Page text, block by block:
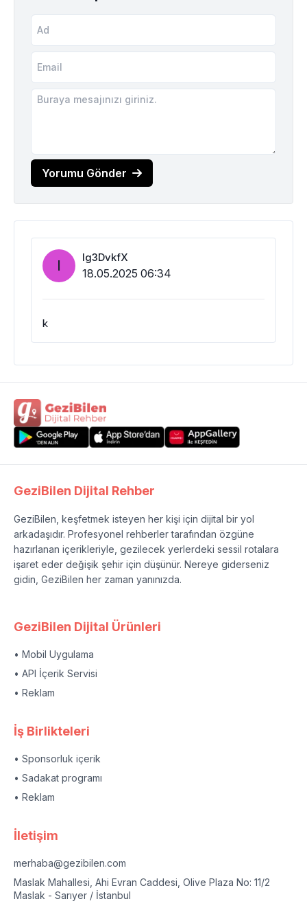
Yorumu Gönder
I Ig3DvkfX
18.05.2025 06:34
k
GeziBilen Dijital Rehber
GeziBilen, keşfetmek isteyen her kişi için dijital bir yol
arkadaşıdır. Profesyonel rehberler tarafından özgüne
hazırlanan içerikleriyle, gezilecek yerlerdeki sessil rotalara
işaret eder değişik şehir için düşünür. Nereye giderseniz
gidin, GeziBilen her zaman yanınızda.
GeziBilen Dijital Ürünleri
• Mobil Uygulama
• API İçerik Servisi
• Reklam
İş Birlikteleri
• Sponsorluk içerik
• Sadakat programı
• Reklam
İletişim
merhaba@gezibilen.com
Maslak Mahallesi, Ahi Evran Caddesi, Olive Plaza No: 11/2
Maslak - Sarıyer / İstanbul